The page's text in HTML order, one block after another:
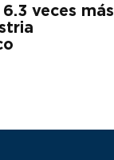
veces más